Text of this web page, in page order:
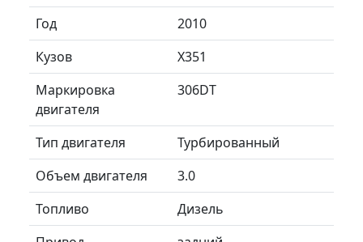
Год
2010
Кузов
X351
Маркировка
двигателя
306DT
Тип двигателя
Турбированный
Объем двигателя
3.0
Топливо
Дизель